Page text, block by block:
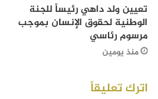
تعيين ولد داهي رئيساً للجنة
الوطنية لحقوق الإنسان بموجب
مرسوم رئاسي
منذ يومين
اترك تعليقاً